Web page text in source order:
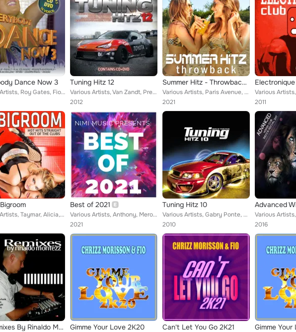
Dance Now 3
Various Artists, Roy Gates, Fio, Lene Alexandra, DJ Andi, Natural Born Grooves, Tina Bride, Deep Zone, Trafassi, Yarabi, DJ Jean...
Tuning Hitz 12
Various Artists, Van Zandt, Pretty Boys From Saint Tropez, Wilde Project, Luciana, DJ Rebel, Viani, Fio, Loona, Lt Wee, Hardwell...
2012
Summer Hitz - Throwback (6)
Various Artists, Paris Avenue, Chrizz Morisson, Crush + Alexandra, Javiera, Future Tiny Wave, Dave Leatherman, Alex Barattini, W...
2021
2011
Various Artists, Taymar, Alicia, Damien S feat. Lee Thomas, Scotty, Tosch, The Partysquad Vs Afrojack, Housemaxx & Dd2 vs. Rudy ...
Best of 2021
Various Artists, Anthony, Merovingio Deejay, Solid Deaz, Chrizz Morisson, Blip, Eima, Pete D Moore, Simon Pagliari, DJ Dutch, Jo...
2021
Tuning Hitz 10
Various Artists, Gabry Ponte, Alicia, Larry Ray, Karin Nági, Syndicate Of L.A.W., Cristina Spatar, Fio, No Artists No Tracks, Al...
2010
2016
DJ Remixes By Rinaldo Montezz Gimme Your Love 2K20 Can't Let You Go 2K21 Gimme